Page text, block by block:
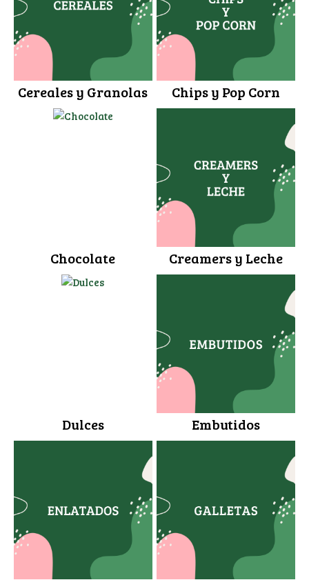
Cereales y Granolas Chips y Pop Corn
Chocolate Creamers y Leche
Dulces Embutidos